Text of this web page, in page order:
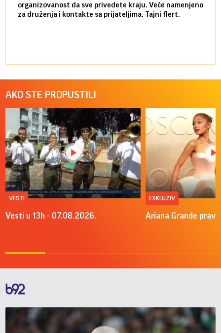
organizovanost da sve privedete kraju. Veče namenjeno
za druženja i kontakte sa prijateljima. Tajni flert.
AKO STE PROPUSTILI
VESTI
Vesti u 13h - 07.08.2026.
EXKLUZIV
Ariana Grande pravi